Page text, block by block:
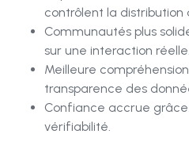
contrôlent la distribution
Communautés plus
sur une interaction réelle.
Meilleure
transparence des
Confiance accrue
vérifiabilité.